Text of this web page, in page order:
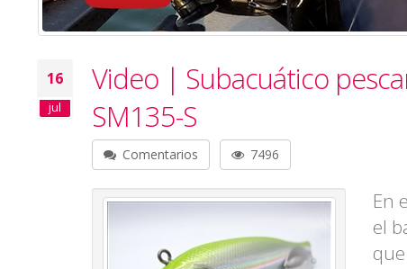
16
jul
Video | Subacuático
SM135-S
Comentarios 7496
En
el